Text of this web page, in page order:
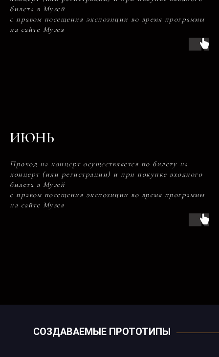
билета в Музей
с правом посещения экспозиции во время программы
на сайте Музея
ИЮНЬ
Проход на концерт осуществляется по билету на
концерт (или регистрации) и при покупке входного
билета в Музей
с правом посещения экспозиции во время программы
на сайте Музея
СОЗДАВАЕМЫЕ ПРОТОТИПЫ